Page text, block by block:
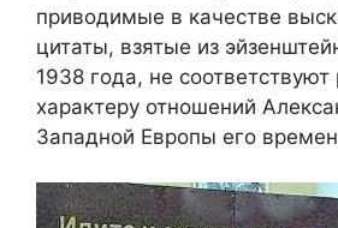
приводимые в качестве
цитаты, взятые из
1938 года, не
характеру отношений
Западной Европы его